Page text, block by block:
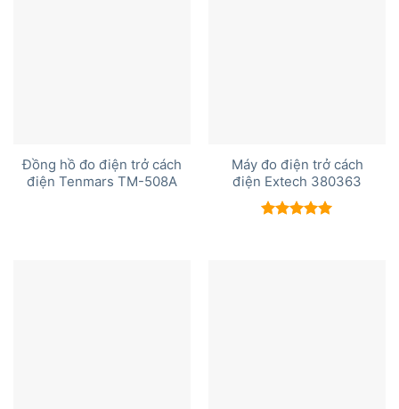
Đồng hồ đo điện trở cách
điện Tenmars TM-508A
Máy đo điện trở cách
điện Extech 380363